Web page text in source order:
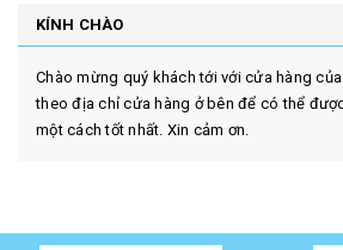
KÍNH CHÀO
Chào mừng quý khách tới với cửa hàng
theo địa chỉ cửa hàng ở bên để có thể
một cách tốt nhất. Xin cảm ơn.